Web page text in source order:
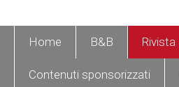
Home B&B Rivista
Contenuti sponsorizzati